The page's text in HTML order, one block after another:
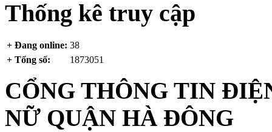
Thống kê truy cập
+ Đang online: 38
+ Tổng số:
1873051
CỔNG THÔNG TIN
NỮ QUẬN HÀ ĐÔNG